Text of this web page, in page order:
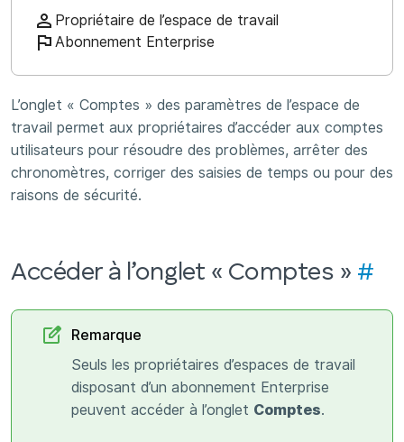
Propriétaire de l’espace de travail
Abonnement Enterprise
L’onglet « Comptes » des paramètres de l’espace de
travail permet aux propriétaires d’accéder aux comptes
utilisateurs pour résoudre des problèmes, arrêter des
chronomètres, corriger des saisies de temps ou pour des
raisons de sécurité.
Accéder à l’onglet « Comptes » #
Remarque
Seuls les propriétaires d’espaces de travail
disposant d’un abonnement Enterprise
peuvent accéder à l’onglet Comptes.